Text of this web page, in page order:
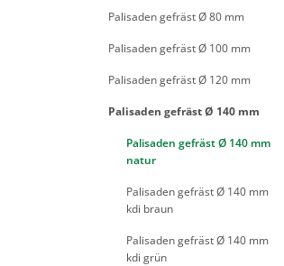
Palisaden gefräst Ø 80 mm
Palisaden gefräst Ø 100 mm
Palisaden gefräst Ø 120 mm
Palisaden gefräst Ø 140 mm
Palisaden gefräst Ø 140 mm
natur
Palisaden gefräst Ø 140 mm
kdi braun
Palisaden gefräst Ø 140 mm
kdi grün